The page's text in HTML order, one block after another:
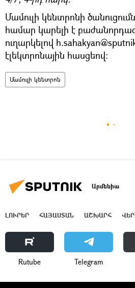
Մամուլի կենտրոնի
համար կարելի է
ուղարկելով
էլեկտրոնային հասցեով։
Մամուլի կենտրոն
Արմենիա
ԼՈՒՐԵՐ ՀԱՅԱՍՏԱՆ ԱՇԽԱՐՀ
Rutube Telegram